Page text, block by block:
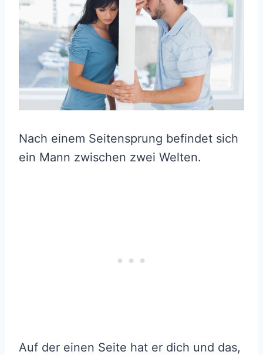
Nach einem Seitensprung befindet sich
ein Mann zwischen zwei Welten.
Auf der einen Seite hat er dich und das,